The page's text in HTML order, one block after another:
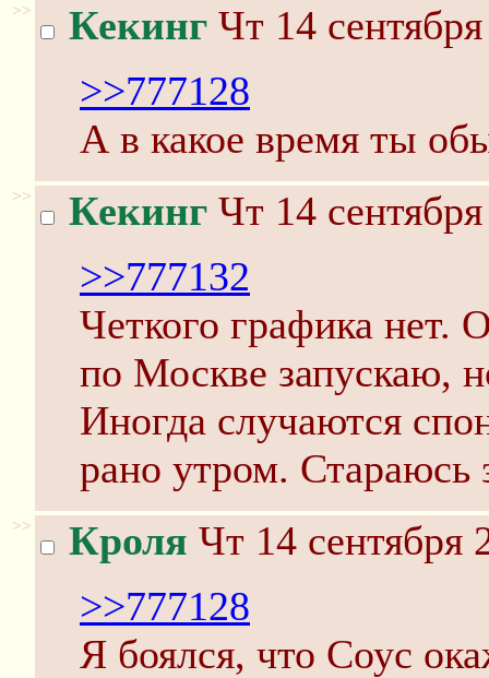
>> Кекинг Чт 14
>>777128
А в какое время ты
>> Кекинг Чт 14
>>777132
Четкого графика нет.
по Москве запускаю,
Иногда случаются
рано утром. Стараюсь
>> Кроля Чт 14 сентября
>>777128
Я боялся, что Соус